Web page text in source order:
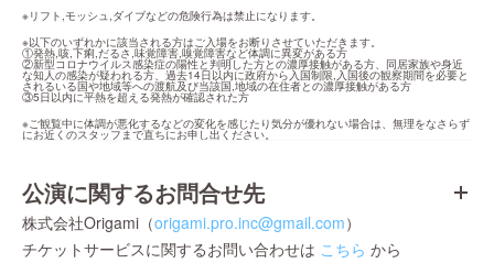
※リフト,モッシュ,ダイブなどの危険行為は禁止になります。
※以下のいずれかに該当される方はご入場をお断りさせていただきます。
①発熱,咳,下痢,だるさ,味覚障害,嗅覚障害など体調に異変がある方
②新型コロナウイルス感染症の陽性と判明した方との濃厚接触がある方、同居家族や身近
な知人の感染が疑われる方、過去14日以内に政府から入国制限,入国後の観察期間を必要と
されるいる国や地域等への渡航及び当該国,地域の在住者との濃厚接触がある方
③5日以内に平熱を超える発熱が確認された方
※ご観覧中に体調が悪化するなどの変化を感じたり気分が優れない場合は、無理をなさらず
にお近くのスタッフまで直ちにお申し出ください。
公演に関するお問合せ先
株式会社Origami（origami.pro.inc@gmail.com）
チケットサービスに関するお問い合わせは こちら から